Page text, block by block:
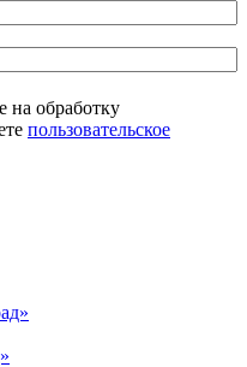
на обработку
пользовательское